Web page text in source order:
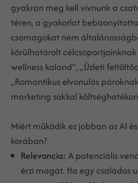
gyakran meg kell vívnunk a
téren, a gyakorlat
csomagokat nem
körülhatárolt
wellness kaland”, „Üzleti
„Romantikus elvonulás
marketing sokkal
Miért működik ez jobban az AI
korában?
Relevancia: A potenciális
érzi magát. Ha egy családos